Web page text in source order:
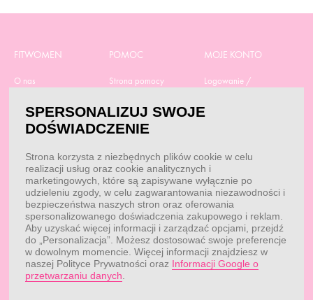
FITWOMEN
O nas
RODO
Obowiązek
Dane do przelewu
Przepisy
Blog
POMOC
Strona pomocy
Regulamin zakupów
Aktualne promocje
Odstąp od umowy tutaj
Dobór suplementacji
Kontakt
MOJE KONTO
Logowanie /
Moje zamówienia
KONTAKT
Obsługa klienta:
pon. - pt.: 7:00 - 18:00
Obsługa klienta:
SPERSONALIZUJ SWOJE
DOŚWIADCZENIE
Strona korzysta z niezbędnych plików cookie w celu
realizacji usług oraz cookie analitycznych i
marketingowych, które są zapisywane wyłącznie po
udzieleniu zgody, w celu zagwarantowania niezawodności i
bezpieczeństwa naszych stron oraz oferowania
spersonalizowanego doświadczenia zakupowego i reklam.
Aby uzyskać więcej informacji i zarządzać opcjami, przejdź
do „Personalizacja”. Możesz dostosować swoje preferencje
w dowolnym momencie. Więcej informacji znajdziesz w
naszej Polityce Prywatności oraz Informacji Google o
przetwarzaniu danych